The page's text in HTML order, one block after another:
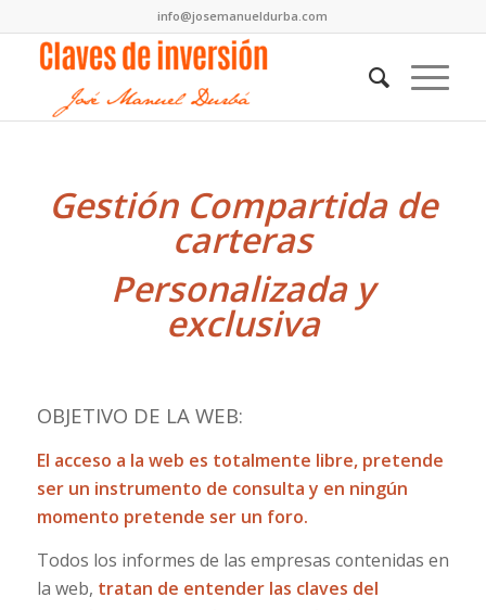
info@josemanueldurba.com
Gestión Compartida de
carteras
Personalizada y
exclusiva
OBJETIVO DE LA WEB:
El acceso a la web es totalmente libre, pretende
ser un instrumento de consulta y en ningún
momento pretende ser un foro.
Todos los informes de las empresas contenidas en
la web, tratan de entender las claves del